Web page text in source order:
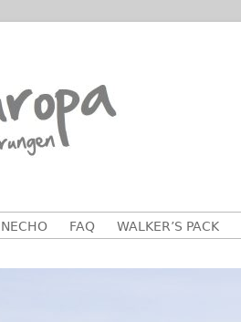
FAQ WALKER’S PACK